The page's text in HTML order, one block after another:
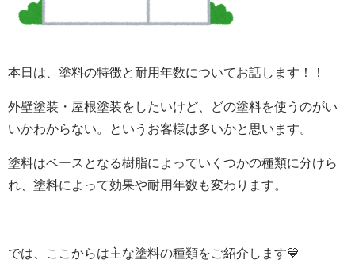
本日は、塗料の特徴と耐用年数についてお話します！！
外壁塗装・屋根塗装をしたいけど、どの塗料を使うのがい
いかわからない。というお客様は多いかと思います。
塗料はベースとなる樹脂によっていくつかの種類に分けら
れ、塗料によって効果や耐用年数も変わります。
では、ここからは主な塗料の種類をご紹介します💙